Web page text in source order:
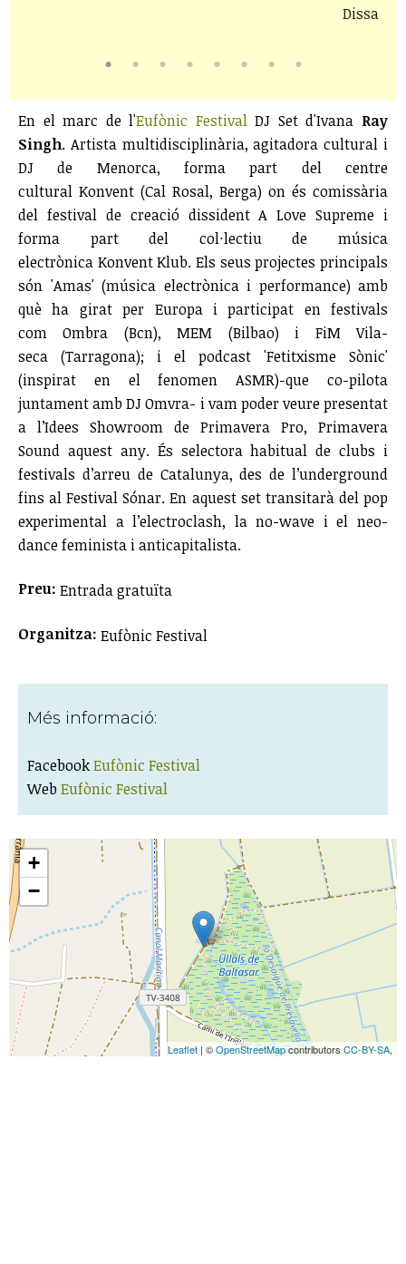
Dissabte
En el marc de l'Eufònic FestivalDJ Set d'Ivana Ray
Singh. Artista multidisciplinària, agitadora cultural i
DJ de Menorca, forma part del centre
cultural Konvent (Cal Rosal, Berga) on és comissària
del festival de creació dissident A Love Supreme i
forma part del col·lectiu de música
electrònica Konvent Klub. Els seus projectes principals
són 'Amas' (música electrònica i performance) amb
què ha girat per Europa i participat en festivals
com Ombra (Bcn), MEM (Bilbao) i FiM Vila-
seca (Tarragona); i el podcast 'Fetitxisme Sònic'
(inspirat en el fenomen ASMR)-que co-pilota
juntament amb DJ Omvra- i vam poder veure presentat
a l’Idees Showroom de Primavera Pro, Primavera
Sound aquest any. És selectora habitual de clubs i
festivals d’arreu de Catalunya, des de l’underground
fins al Festival Sónar. En aquest set transitarà del pop
experimental a l’electroclash, la no-wave i el neo-
dance feminista i anticapitalista.
Preu: Entrada gratuïta
Organitza: Eufònic Festival
Més informació:
FacebookEufònic Festival
Web Eufònic Festival
+
−
Leaflet | ©OpenStreetMapcontributors CC-BY-SA,